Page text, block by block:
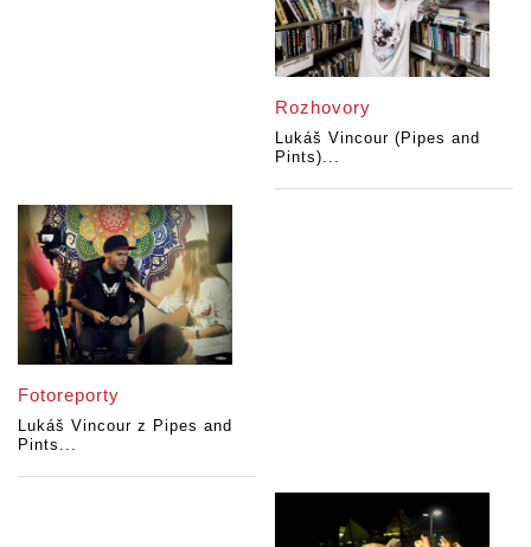
Rozhovory
Lukáš Vincour (Pipes and
Pints)...
Fotoreporty
Lukáš Vincour z Pipes and
Pints...